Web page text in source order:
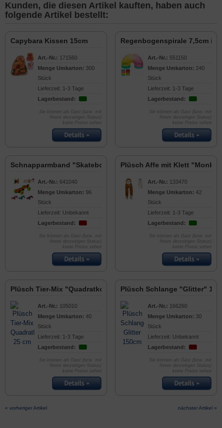
Kunden, die diesen Artikel kauften, haben auch
folgende Artikel bestellt:
Capybara Kissen 15cm
Art.-Nr.: 171560
Menge Umkarton: 300
Stück
Lieferzeit: 1-3 Tage
Lagerbestand:
Sie können als Gast (bzw. mit
Ihrem derzeitigen Status)
keine Preise sehen
Regenbogenspirale 7,5cm in
Art.-Nr.: 551150
Menge Umkarton: 240
Stück
Lieferzeit: 1-3 Tage
Lagerbestand:
Sie können als Gast (bzw. mit
Ihrem derzeitigen Status)
keine Preise sehen
Schnapparmband "Skateboard" 15cm
Art.-Nr.: 641040
Menge Umkarton: 96
Stück
Lieferzeit: Unbekannt
Lagerbestand:
Sie können als Gast (bzw. mit
Ihrem derzeitigen Status)
keine Preise sehen
Plüsch Affe mit Klett "Monki"
Art.-Nr.: 133470
Menge Umkarton: 42
Stück
Lieferzeit: 1-3 Tage
Lagerbestand:
Sie können als Gast (bzw. mit
Ihrem derzeitigen Status)
keine Preise sehen
Plüsch Tier-Mix "Quadratkopf" 25 cm
Art.-Nr.: 105010
Menge Umkarton: 40
Stück
Lieferzeit: 1-3 Tage
Lagerbestand:
Sie können als Gast (bzw. mit
Ihrem derzeitigen Status)
keine Preise sehen
Plüsch Schlange "Glitter"
Art.-Nr.: 166260
Menge Umkarton: 30
Stück
Lieferzeit: Unbekannt
Lagerbestand:
Sie können als Gast (bzw. mit
Ihrem derzeitigen Status)
keine Preise sehen
« vorheriger Artikel nächster Artikel »